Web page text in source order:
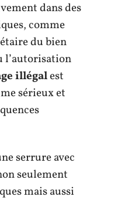
dans des
comme
du bien
l’autorisation
illégalest
sérieux et
serrure avec
seulement
mais aussi